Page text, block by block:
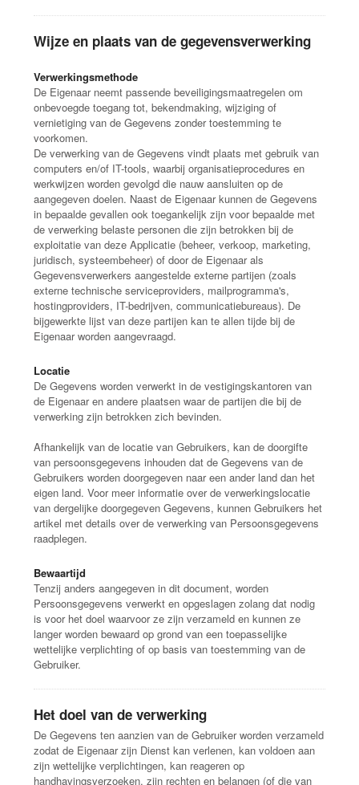
Wijze en plaats van de gegevensverwerking
Verwerkingsmethode
De Eigenaar neemt passende beveiligingsmaatregelen om
onbevoegde toegang tot, bekendmaking, wijziging of
vernietiging van de Gegevens zonder toestemming te
voorkomen.
De verwerking van de Gegevens vindt plaats met gebruik van
computers en/of IT-tools, waarbij organisatieprocedures en
werkwijzen worden gevolgd die nauw aansluiten op de
aangegeven doelen. Naast de Eigenaar kunnen de Gegevens
in bepaalde gevallen ook toegankelijk zijn voor bepaalde met
de verwerking belaste personen die zijn betrokken bij de
exploitatie van deze Applicatie (beheer, verkoop, marketing,
juridisch, systeembeheer) of door de Eigenaar als
Gegevensverwerkers aangestelde externe partijen (zoals
externe technische serviceproviders, mailprogramma's,
hostingproviders, IT-bedrijven, communicatiebureaus). De
bijgewerkte lijst van deze partijen kan te allen tijde bij de
Eigenaar worden aangevraagd.
Locatie
De Gegevens worden verwerkt in de vestigingskantoren van
de Eigenaar en andere plaatsen waar de partijen die bij de
verwerking zijn betrokken zich bevinden.
Afhankelijk van de locatie van Gebruikers, kan de doorgifte
van persoonsgegevens inhouden dat de Gegevens van de
Gebruikers worden doorgegeven naar een ander land dan het
eigen land. Voor meer informatie over de verwerkingslocatie
van dergelijke doorgegeven Gegevens, kunnen Gebruikers het
artikel met details over de verwerking van Persoonsgegevens
raadplegen.
Bewaartijd
Tenzij anders aangegeven in dit document, worden
Persoonsgegevens verwerkt en opgeslagen zolang dat nodig
is voor het doel waarvoor ze zijn verzameld en kunnen ze
langer worden bewaard op grond van een toepasselijke
wettelijke verplichting of op basis van toestemming van de
Gebruiker.
Het doel van de verwerking
De Gegevens ten aanzien van de Gebruiker worden verzameld
zodat de Eigenaar zijn Dienst kan verlenen, kan voldoen aan
zijn wettelijke verplichtingen, kan reageren op
handhavingsverzoeken, zijn rechten en belangen (of die van